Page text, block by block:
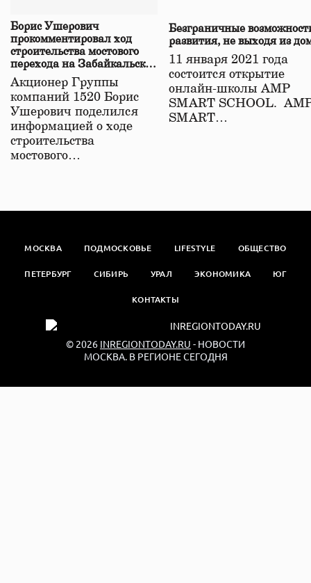
Борис Ушерович
прокомментировал ход
строительства мостового
перехода на Забайкальской
железной дороге
Акционер Группы
компаний 1520 Борис
Ушерович поделился
информацией о ходе
строительства
мостового…
Безграничные
развития, не выходя из
11 января 2021 года
состоится открытие
онлайн-школы АМР
SMART SCHOOL.
SMART…
МОСКВА ПОДМОСКОВЬЕ LIFESTYLE ОБЩЕСТВО
ПЕТЕРБУРГ СИБИРЬ УРАЛ ЭКОНОМИКА ЮГ
КОНТАКТЫ
© 2026 INREGIONTODAY.RU - НОВОСТИ
МОСКВА. В РЕГИОНЕ СЕГОДНЯ